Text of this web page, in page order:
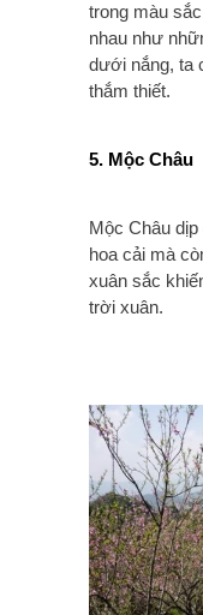
trong màu
nhau như
dưới nắng, ta
thắm thiết.
5. Mộc Châu
Mộc Châu
hoa cải mà
xuân sắc
trời xuân.